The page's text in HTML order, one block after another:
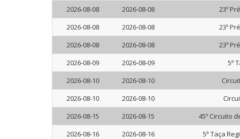
2026-08-08
2026-08-08 23º
2026-08-08
2026-08-08 23º
2026-08-08
2026-08-08 23º
2026-08-09
2026-08-09 5ª
2026-08-10
2026-08-10
2026-08-10
2026-08-10
2026-08-15
2026-08-15 45º Circuito
2026-08-16
2026-08-16 5ª Taça